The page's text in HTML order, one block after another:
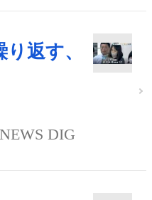
返す、
DIG